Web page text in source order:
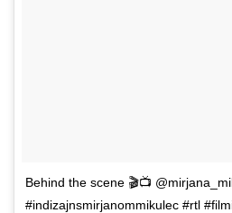
Behind the scene 🎬📺
#indizajnsmirjanommikulec #rtl